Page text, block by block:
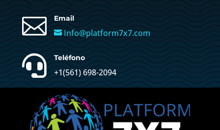
 Email
Info@platform7x7.com
 Teléfono
+1(561) 698-2094